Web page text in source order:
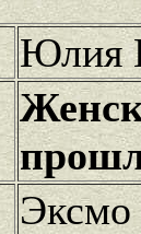
Юлия
Эксмо